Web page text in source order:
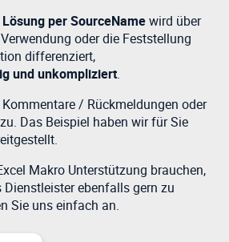
per SourceNamewird über
oder die Feststellung
differenziert,
und unkompliziert.
/ Rückmeldungen oder
Das Beispiel haben wir für Sie
Makro Unterstützung brauchen,
ebenfalls gern zu
Sie uns einfach an.